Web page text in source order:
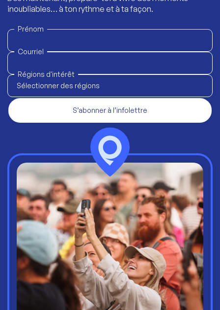
inoubliables… à ton rythme et à ta façon.
Prénom
Courriel
Régions d'intérêt
Sélectionner des régions
S’abonner à l’infolettre